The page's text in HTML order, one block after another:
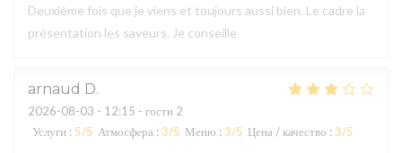
Deuxième fois que je viens et toujours aussi bien. Le cadre la
présentation les saveurs. Je conseille
arnaud D
2026-08-03 - 12:15 - гости 2
Услуги : 5/5 Атмосфера : 3/5 Меню : 3/5 Цена / качество : 3/5